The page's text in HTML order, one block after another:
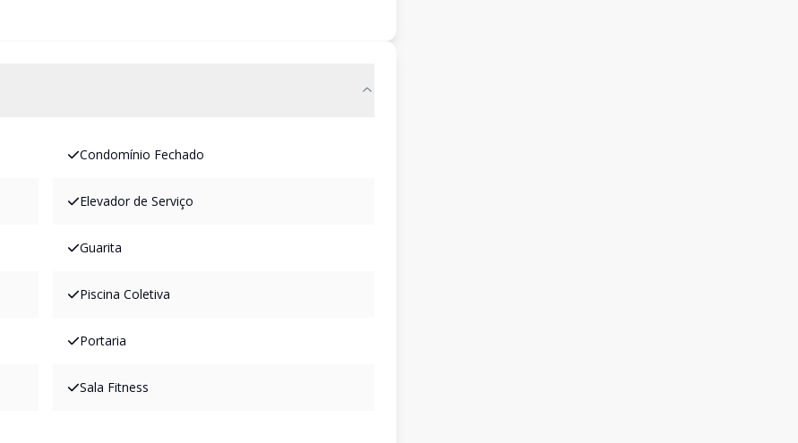
Condomínio Fechado
Elevador de Serviço
Guarita
Piscina Coletiva
Portaria
Sala Fitness